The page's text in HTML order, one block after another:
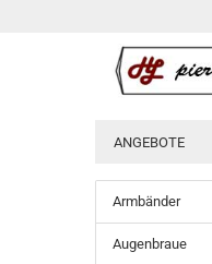
ANGEBOTE
Armbänder
Augenbraue